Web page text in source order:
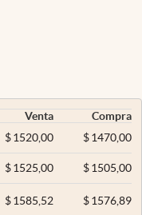
Venta
Compra
$ 1520,00 $1470,00
$ 1525,00 $1505,00
$ 1585,52 $1576,89